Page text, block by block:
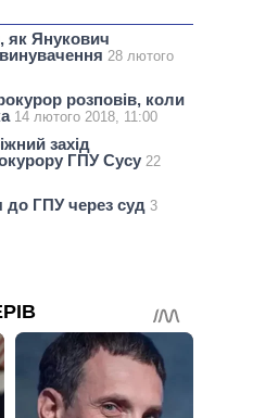
як Янукович
28 лютого
розповів, коли
14 лютого 2018, 11:00
захід
ГПУ Сусу 22
до ГПУ через суд 3